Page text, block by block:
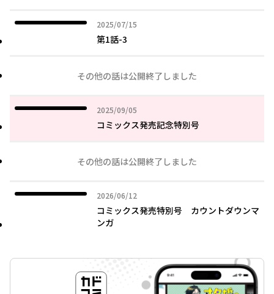
2025/07/15
2025年07月15日
第1話-3
その他の話は公開終了しました
2025/09/05
2025年09月05日
コミックス発売記念特別号
その他の話は公開終了しました
2026/06/12
2026年06月12日
コミックス発売特別号 カウントダウンマ
ンガ